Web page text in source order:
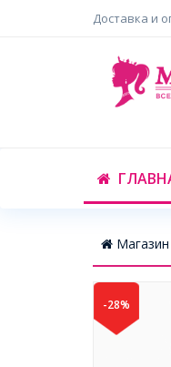
Доставка и
-28%